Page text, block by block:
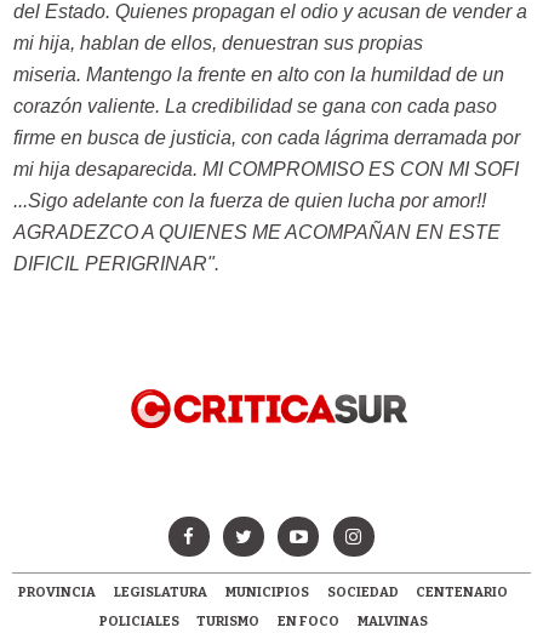
del Estado. Quienes propagan el odio y acusan de vender a
mi hija, hablan de ellos, denuestran sus propias
miseria. Mantengo la frente en alto con la humildad de un
corazón valiente. La credibilidad se gana con cada paso
firme en busca de justicia, con cada lágrima derramada por
mi hija desaparecida. MI COMPROMISO ES CON MI SOFI
...Sigo adelante con la fuerza de quien lucha por amor!!
AGRADEZCO A QUIENES ME ACOMPAÑAN EN ESTE
DIFICIL PERIGRINAR".
PROVINCIA LEGISLATURA MUNICIPIOS SOCIEDAD
CENTENARIO
POLICIALES
TURISMO EN FOCO MALVINAS